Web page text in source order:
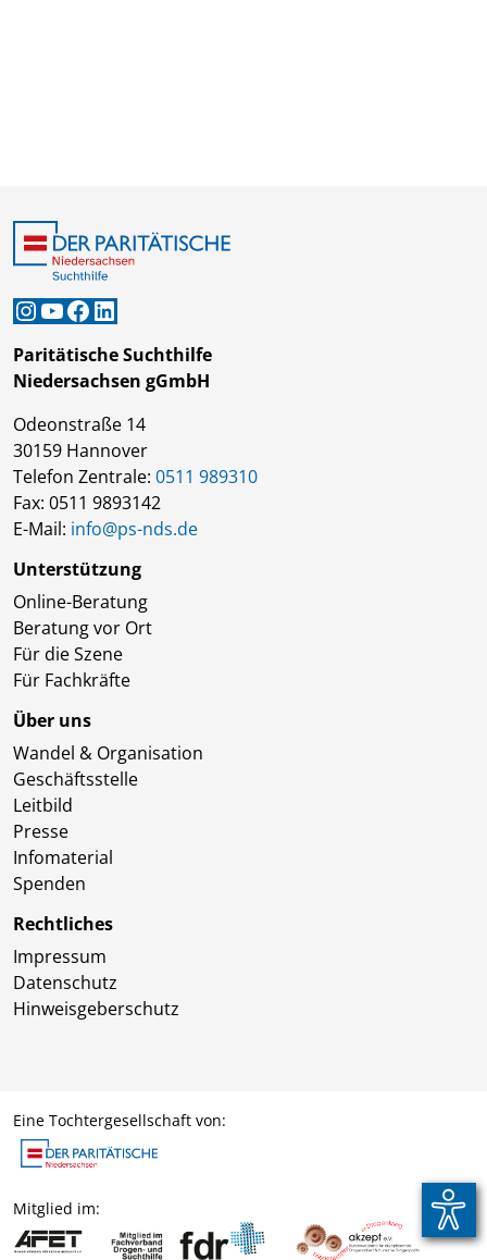
Instagram
YouTube
Facebook
LinkedIn
Paritätische Suchthilfe
Niedersachsen gGmbH
Odeonstraße 14
30159 Hannover
Telefon Zentrale: 0511 989310
Fax: 0511 9893142
E-Mail: info@ps-nds.de
Unterstützung
Online-Beratung
Beratung vor Ort
Für die Szene
Für Fachkräfte
Über uns
Wandel & Organisation
Geschäftsstelle
Leitbild
Presse
Infomaterial
Spenden
Rechtliches
Impressum
Datenschutz
Hinweisgeberschutz
Eine Tochtergesellschaft von:
Mitglied im: